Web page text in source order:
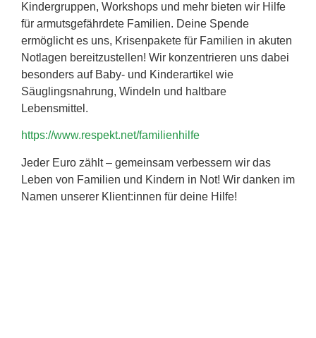
Kindergruppen, Workshops und mehr bieten wir Hilfe
für armutsgefährdete Familien. Deine Spende
ermöglicht es uns, Krisenpakete für Familien in akuten
Notlagen bereitzustellen! Wir konzentrieren uns dabei
besonders auf Baby- und Kinderartikel wie
Säuglingsnahrung, Windeln und haltbare
Lebensmittel.
https://www.respekt.net/familienhilfe
Jeder Euro zählt – gemeinsam verbessern wir das
Leben von Familien und Kindern in Not! Wir danken im
Namen unserer Klient:innen für deine Hilfe!